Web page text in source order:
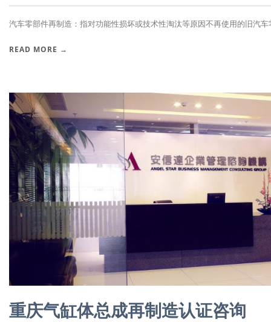
汽车零部件再制造：指对功能性损坏或技术性淘汰等原因不再使用的旧汽车
READ MORE →
重庆气缸体总成再制造认证咨询